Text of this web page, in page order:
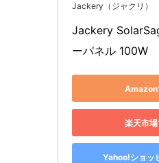
Jackery（ジャクリ）
Jackery
ーパネル 100W
Amazon
楽天市
Yahoo!ショッ